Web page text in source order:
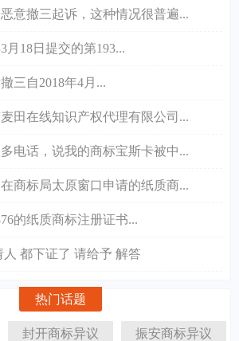
意撤三起诉，这种情况很普遍...
月18日提交的第193...
三自2018年4月...
田在线知识产权代理有限公司...
电话，说我的商标宝斯卡被中...
商标局太原窗口申请的纸质商...
的纸质商标注册证书...
都下证了 请给予 解答
热门话题
封开商标异议 振安商标异议